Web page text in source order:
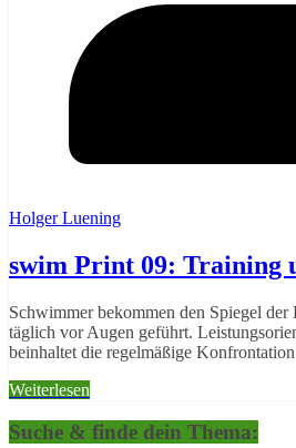
Holger Luening
swim Print 09: Training
Schwimmer bekommen den Spiegel
täglich vor Augen geführt.
beinhaltet die regelmäßige
Weiterlesen
Suche & finde dein Thema: